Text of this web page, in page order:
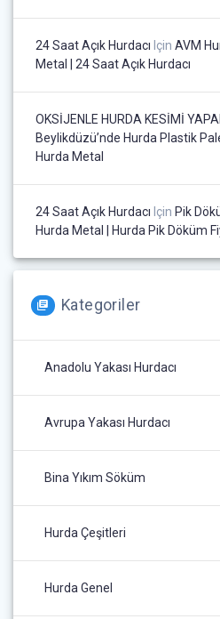
24 Saat Açık Hurdacı Için AVM
Metal | 24 Saat Açık Hurdacı
OKSİJENLE HURDA KESİMİ
Beylikdüzü’nde Hurda Plastik
Hurda Metal
24 Saat Açık Hurdacı Için Pik
Hurda Metal | Hurda Pik Döküm
Kategoriler
Anadolu Yakası Hurdacı
Avrupa Yakası Hurdacı
Bina Yıkım Söküm
Hurda Çeşitleri
Hurda Genel